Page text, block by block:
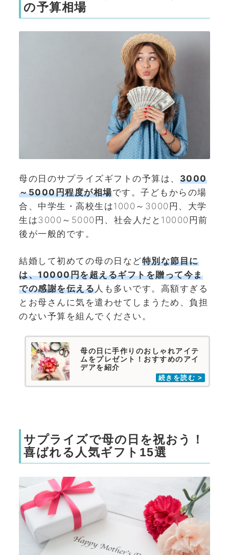
の予算相場
母の日のサプライズギフトの予算は、 3000
～5000円程度が相場です。子どもからの場
合、中学生・高校生は1000～3000円、大学
生は3000～5000円、社会人だと10000円前
後が一般的です。
結婚して初めての母の日など特別な節目に
は、10000円を超えるギフトを贈って今ま
での感謝を伝える 人も多いです。高額すぎる
とお母さんに気を遣わせてしまうため、負担
のない予算を組んでください。
母の日に手作りのおしゃれアイテ
ムをプレゼント！おすすめのアイ
デアを紹介
サプライズで母の日を祝おう！
喜ばれる人気ギフト15選